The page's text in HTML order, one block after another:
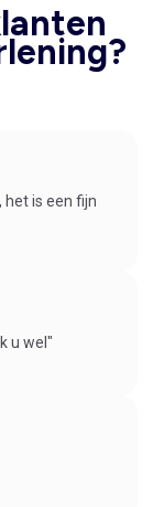
het is een fijn
u wel"